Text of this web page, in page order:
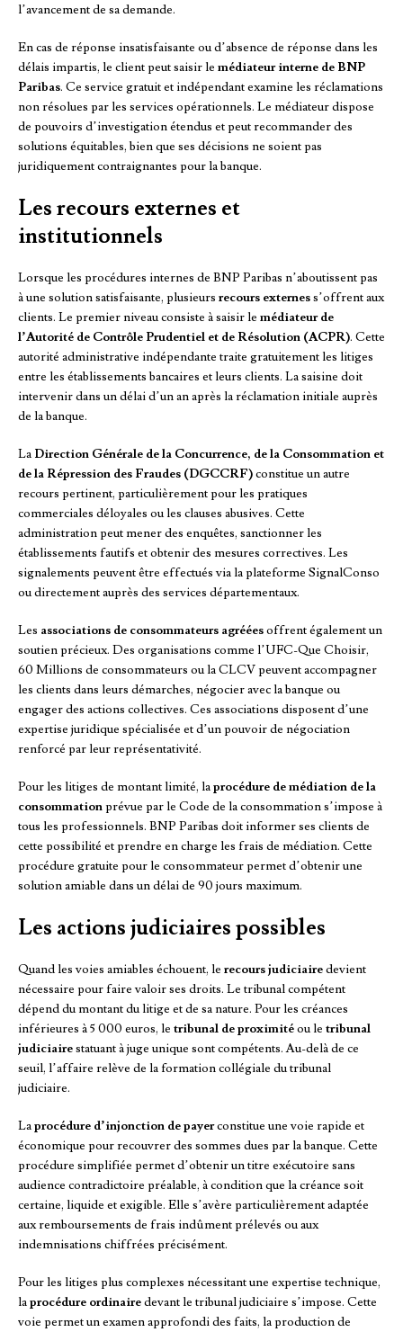
l’avancement de sa demande.
En cas de réponse insatisfaisante ou d’absence de réponse dans les
délais impartis, le client peut saisir le médiateur interne de BNP
Paribas. Ce service gratuit et indépendant examine les réclamations
non résolues par les services opérationnels. Le médiateur dispose
de pouvoirs d’investigation étendus et peut recommander des
solutions équitables, bien que ses décisions ne soient pas
juridiquement contraignantes pour la banque.
Les recours externes et
institutionnels
Lorsque les procédures internes de BNP Paribas n’aboutissent pas
à une solution satisfaisante, plusieurs recours externess’offrent aux
clients. Le premier niveau consiste à saisir le médiateur de
l’Autorité de Contrôle Prudentiel et de Résolution (ACPR). Cette
autorité administrative indépendante traite gratuitement les litiges
entre les établissements bancaires et leurs clients. La saisine doit
intervenir dans un délai d’un an après la réclamation initiale auprès
de la banque.
La Direction Générale de la Concurrence, de la Consommation et
de la Répression des Fraudes (DGCCRF)constitue un autre
recours pertinent, particulièrement pour les pratiques
commerciales déloyales ou les clauses abusives. Cette
administration peut mener des enquêtes, sanctionner les
établissements fautifs et obtenir des mesures correctives. Les
signalements peuvent être effectués via la plateforme SignalConso
ou directement auprès des services départementaux.
Les associations de consommateurs agrééesoffrent également un
soutien précieux. Des organisations comme l’UFC-Que Choisir,
60 Millions de consommateurs ou la CLCV peuvent accompagner
les clients dans leurs démarches, négocier avec la banque ou
engager des actions collectives. Ces associations disposent d’une
expertise juridique spécialisée et d’un pouvoir de négociation
renforcé par leur représentativité.
Pour les litiges de montant limité, laprocédure de médiation de la
consommationprévue par le Code de la consommation s’impose à
tous les professionnels. BNP Paribas doit informer ses clients de
cette possibilité et prendre en charge les frais de médiation. Cette
procédure gratuite pour le consommateur permet d’obtenir une
solution amiable dans un délai de 90 jours maximum.
Les actions judiciaires possibles
Quand les voies amiables échouent, le recours judiciairedevient
nécessaire pour faire valoir ses droits. Le tribunal compétent
dépend du montant du litige et de sa nature. Pour les créances
inférieures à 5 000 euros, le tribunal de proximitéou le tribunal
judiciairestatuant à juge unique sont compétents. Au-delà de ce
seuil, l’affaire relève de la formation collégiale du tribunal
judiciaire.
Laprocédure d’injonction de payerconstitue une voie rapide et
économique pour recouvrer des sommes dues par la banque. Cette
procédure simplifiée permet d’obtenir un titre exécutoire sans
audience contradictoire préalable, à condition que la créance soit
certaine, liquide et exigible. Elle s’avère particulièrement adaptée
aux remboursements de frais indûment prélevés ou aux
indemnisations chiffrées précisément.
Pour les litiges plus complexes nécessitant une expertise technique,
laprocédure ordinairedevant le tribunal judiciaire s’impose. Cette
voie permet un examen approfondi des faits, la production de